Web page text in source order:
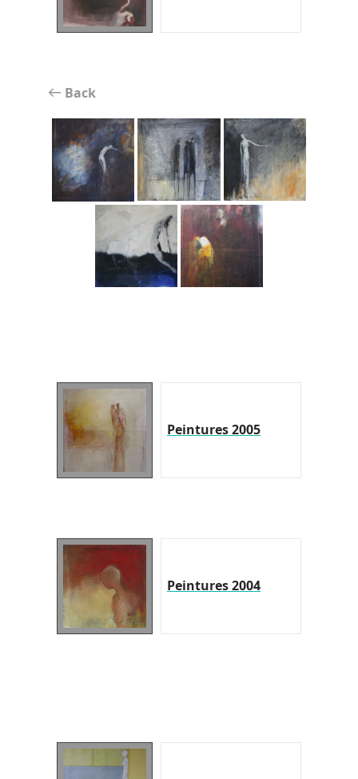
Back
Peintures 2005
Peintures 2004